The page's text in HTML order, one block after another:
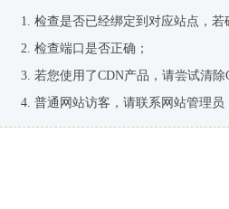
检查是否已经绑定到对应站点，
检查端口是否正确；
若您使用了CDN产品，请尝试清除
普通网站访客，请联系网站管理员